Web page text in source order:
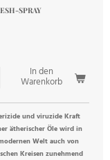
SPRAY
In den
Warenkorb
und viruzide Kraft
ätherischer Öle wird in
Welt auch von
Kreisen zunehmend